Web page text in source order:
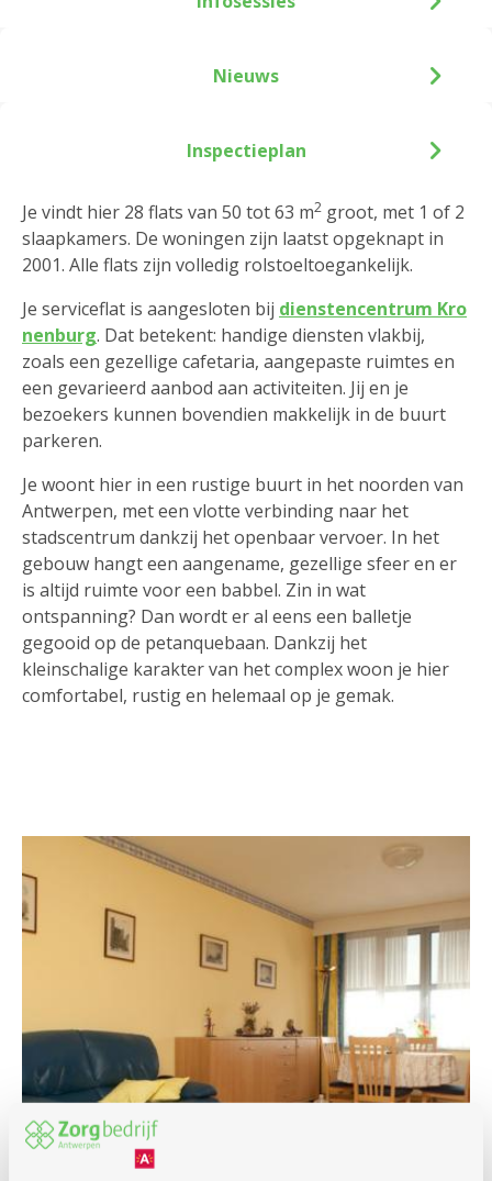
Je vindt hier 28 flats van 50 tot 63 m2 groot, met 1 of 2
slaapkamers. De woningen zijn laatst opgeknapt in
2001. Alle flats zijn volledig rolstoeltoegankelijk.
Je serviceflat is aangesloten bij dienstencentrum Kro
nenburg. Dat betekent: handige diensten vlakbij,
zoals een gezellige cafetaria, aangepaste ruimtes en
een gevarieerd aanbod aan activiteiten. Jij en je
bezoekers kunnen bovendien makkelijk in de buurt
parkeren.
Je woont hier in een rustige buurt in het noorden van
Antwerpen, met een vlotte verbinding naar het
stadscentrum dankzij het openbaar vervoer. In het
gebouw hangt een aangename, gezellige sfeer en er
is altijd ruimte voor een babbel. Zin in wat
ontspanning? Dan wordt er al eens een balletje
gegooid op de petanquebaan. Dankzij het
kleinschalige karakter van het complex woon je hier
comfortabel, rustig en helemaal op je gemak.
Nieuws
Inspectieplan